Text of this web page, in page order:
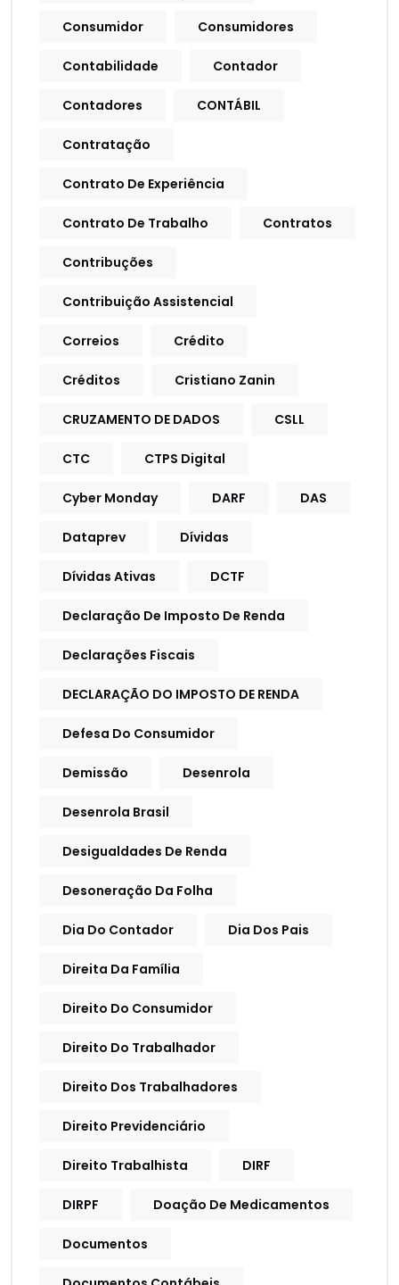
Consumidor Consumidores
Contabilidade Contador
Contadores CONTÁBIL
Contratação
Contrato De Experiência
Contrato De Trabalho Contratos
Contribuções
Contribuição Assistencial
Correios Crédito
Créditos Cristiano Zanin
CRUZAMENTO DE DADOS CSLL
CTC CTPS Digital
Cyber Monday DARF DAS
Dataprev Dívidas
Dívidas Ativas DCTF
Declaração De Imposto De Renda
Declarações Fiscais
DECLARAÇÃO DO IMPOSTO DE RENDA
Defesa Do Consumidor
Demissão Desenrola
Desenrola Brasil
Desigualdades De Renda
Desoneração Da Folha
Dia Do Contador Dia Dos Pais
Direita Da Família
Direito Do Consumidor
Direito Do Trabalhador
Direito Dos Trabalhadores
Direito Previdenciário
Direito Trabalhista DIRF
DIRPF Doação De Medicamentos
Documentos